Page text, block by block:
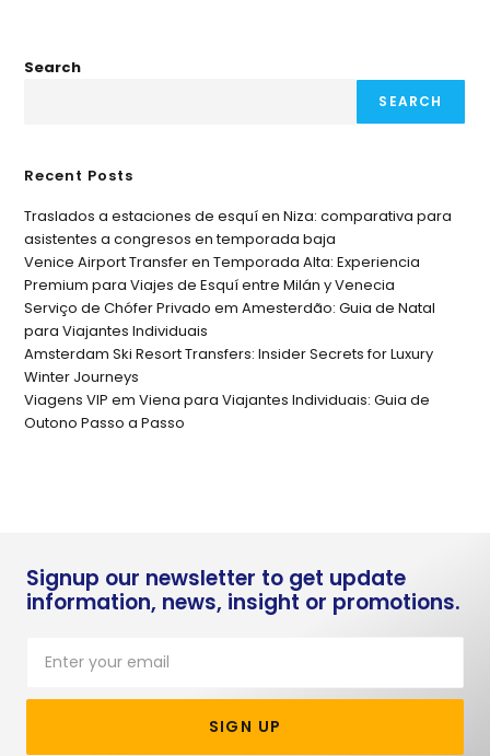
Search
SEARCH
Recent Posts
Traslados a estaciones de esquí en Niza: comparativa para
asistentes a congresos en temporada baja
Venice Airport Transfer en Temporada Alta: Experiencia
Premium para Viajes de Esquí entre Milán y Venecia
Serviço de Chófer Privado em Amesterdão: Guia de Natal
para Viajantes Individuais
Amsterdam Ski Resort Transfers: Insider Secrets for Luxury
Winter Journeys
Viagens VIP em Viena para Viajantes Individuais: Guia de
Outono Passo a Passo
Signup our newsletter to get update
information, news, insight or promotions.
SIGN UP